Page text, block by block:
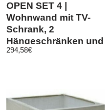
OPEN SET 4 |
Wohnwand mit TV-
Schrank, 2
Hängeschränken und
Regal
294,58€